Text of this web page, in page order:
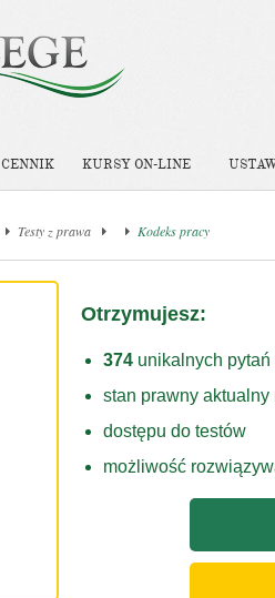
CENNIK KURSY ON-LINE
Testy z prawa Kodeks pracy
Otrzymujesz:
374 unikalnych pytań
stan prawny aktualny
dostępu do testów
możliwość